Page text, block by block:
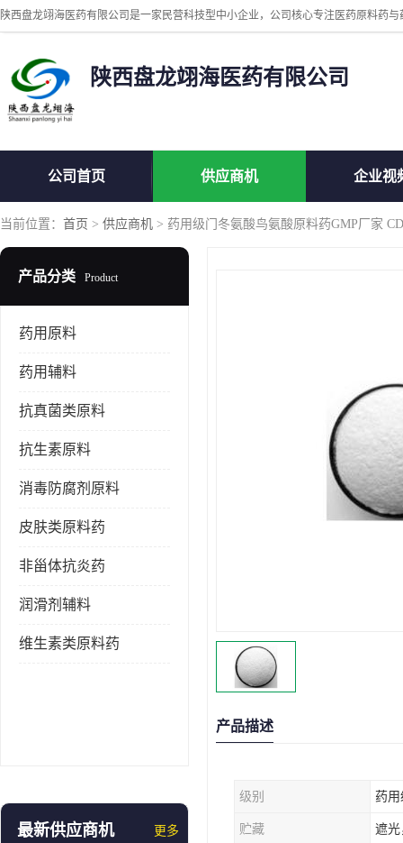
陕西盘龙翊海医药有限公司
公司首页 供应商机 企业视
当前位置： 首页 > 供应商机 > 药用级门冬氨酸鸟氨酸原料药GMP厂家
产品分类 Product
药用原料
药用辅料
抗真菌类原料
抗生素原料
消毒防腐剂原料
皮肤类原料药
非甾体抗炎药
润滑剂辅料
维生素类原料药
最新供应商机 更多
产品描述
级别 药用
贮藏 遮光